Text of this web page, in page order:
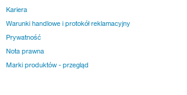
Kariera
Warunki handlowe i protokół reklamacyjny
Prywatność
Nota prawna
Marki produktów - przegląd